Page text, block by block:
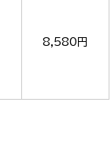
8,580円